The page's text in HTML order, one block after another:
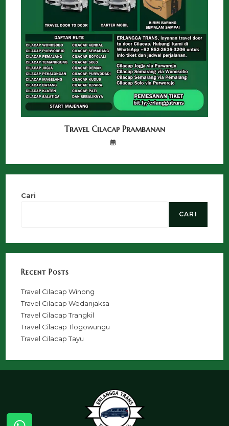
Travel Cilacap Prambanan
Cari
CARI
Recent Posts
Travel Cilacap Winong
Travel Cilacap Wedarijaksa
Travel Cilacap Trangkil
Travel Cilacap Tlogowungu
Travel Cilacap Tayu